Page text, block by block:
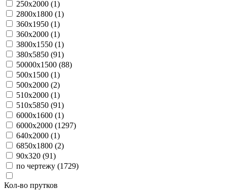
250х2000 (1)
2800х1800 (1)
360х1950 (1)
360х2000 (1)
3800х1550 (1)
380х5850 (91)
50000х1500 (88)
500х1500 (1)
500х2000 (2)
510х2000 (1)
510х5850 (91)
6000х1600 (1)
6000х2000 (1297)
640х2000 (1)
6850х1800 (2)
90х320 (91)
по чертежу (1729)
Кол-во прутков